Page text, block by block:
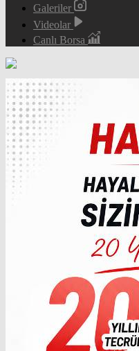
Galeriler
Videolar
Canlı Borsa